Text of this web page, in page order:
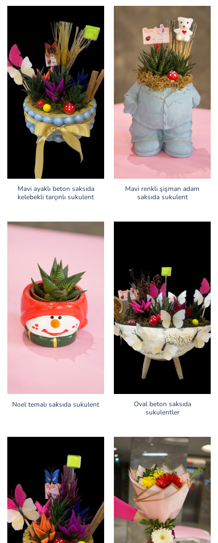
Mavi ayaklı beton saksıda
kelebekli tarçınlı sukulent
Mavi renkli şişman adam
saksıda sukulent
Noel temalı saksıda sukulent
Oval beton saksıda
sukulentler